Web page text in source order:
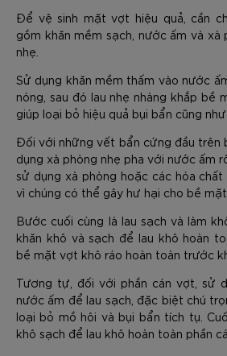
Để vệ sinh mặt vợt hiệu quả, cần
gồm khăn mềm sạch, nước ấm và
nhẹ.
Sử dụng khăn mềm thấm vào nước
nóng, sau đó lau nhẹ nhàng khắp bề
giúp loại bỏ hiệu quả bụi bẩn cũng
Đối với những vết bẩn cứng đầu trên
dụng xà phòng nhẹ pha với nước ấm
sử dụng xà phòng hoặc các hóa
vì chúng có thể gây hư hại cho bề
Bước cuối cùng là lau sạch và làm
khăn khô và sạch để lau khô hoàn
bề mặt vợt khô ráo hoàn toàn trước
Tương tự, đối với phần cán vợt, sử
nước ấm để lau sạch, đặc biệt chú
loại bỏ mồ hôi và bụi bẩn tích tụ.
khô sạch để lau khô hoàn toàn phần